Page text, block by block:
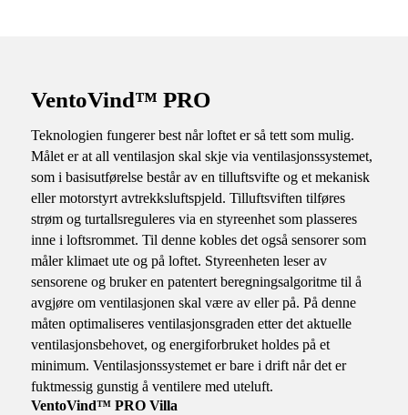
VentoVind™ PRO
Teknologien fungerer best når loftet er så tett som mulig.
Målet er at all ventilasjon skal skje via ventilasjonssystemet,
som i basisutførelse består av en tilluftsvifte og et mekanisk
eller motorstyrt avtrekksluftspjeld. Tilluftsviften tilføres
strøm og turtallsreguleres via en styreenhet som plasseres
inne i loftsrommet. Til denne kobles det også sensorer som
måler klimaet ute og på loftet. Styreenheten leser av
sensorene og bruker en patentert beregningsalgoritme til å
avgjøre om ventilasjonen skal være av eller på. På denne
måten optimaliseres ventilasjonsgraden etter det aktuelle
ventilasjonsbehovet, og energiforbruket holdes på et
minimum. Ventilasjonssystemet er bare i drift når det er
fuktmessig gunstig å ventilere med uteluft.
VentoVind™ PRO Villa